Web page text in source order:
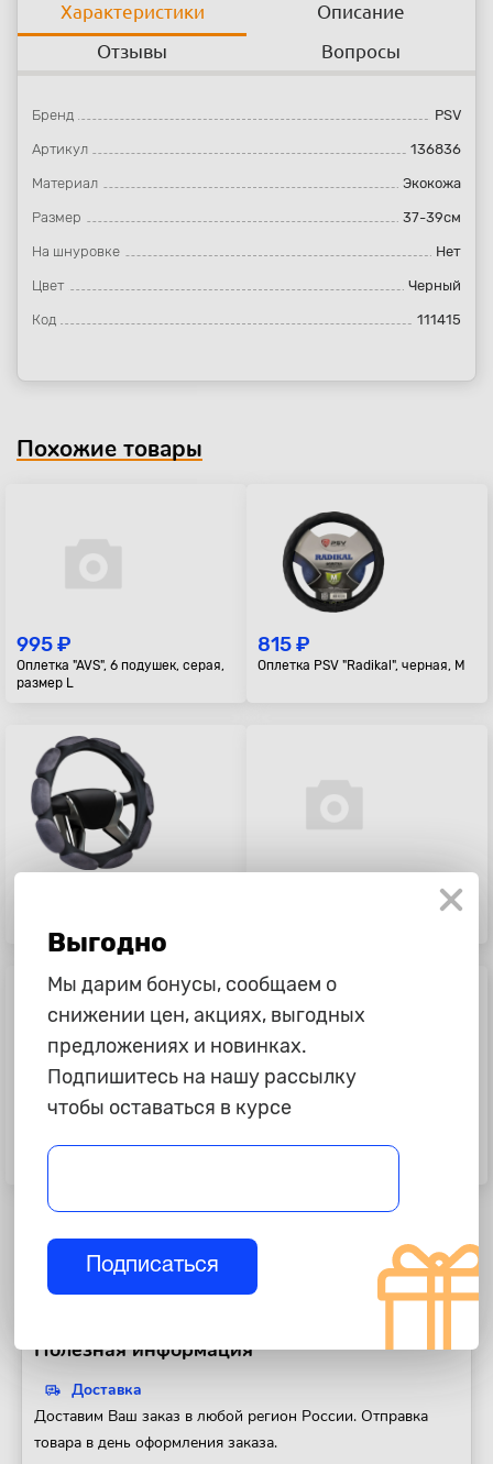
Характеристики
Описание
Отзывы
Вопросы
Бренд PSV
Артикул 136836
Материал Экокожа
Размер 37-39см
На шнуровке Нет
Цвет Черный
Код 111415
Похожие товары
995 ₽
Оплетка "AVS", 6 подушек, серая,
размер L
815 ₽
Оплетка PSV "Radikal", черная, M
Оплетка PSV "Drive Corner",
1 115 ₽
Оплетка PSV "Vest Plus", черная,
Полезная информация
Доставка
Доставим Ваш заказ в любой регион России. Отправка
товара в день оформления заказа.
Выгодно
Мы дарим бонусы, сообщаем о
снижении цен, акциях, выгодных
предложениях и новинках.
Подпишитесь на нашу рассылку
чтобы оставаться в курсе
Подписаться